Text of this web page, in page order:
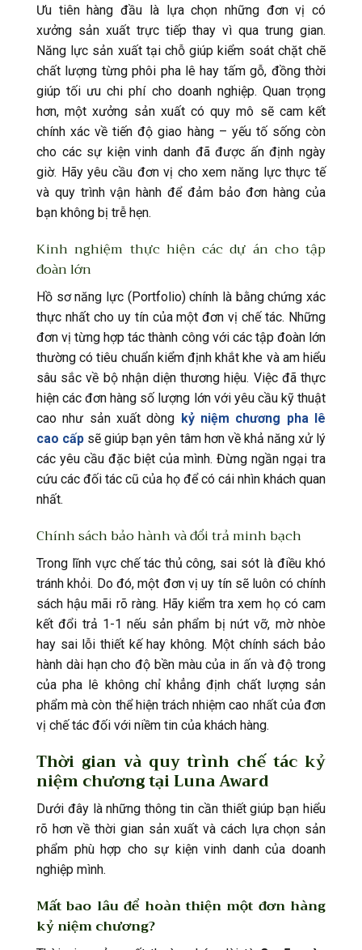
Ưu tiên hàng đầu là lựa chọn những đơn vị có
xưởng sản xuất trực tiếp thay vì qua trung gian.
Năng lực sản xuất tại chỗ giúp kiểm soát chặt chẽ
chất lượng từng phôi pha lê hay tấm gỗ, đồng thời
giúp tối ưu chi phí cho doanh nghiệp. Quan trọng
hơn, một xưởng sản xuất có quy mô sẽ cam kết
chính xác về tiến độ giao hàng – yếu tố sống còn
cho các sự kiện vinh danh đã được ấn định ngày
giờ. Hãy yêu cầu đơn vị cho xem năng lực thực tế
và quy trình vận hành để đảm bảo đơn hàng của
bạn không bị trễ hẹn.
Kinh nghiệm thực hiện các dự án cho tập
đoàn lớn
Hồ sơ năng lực (Portfolio) chính là bằng chứng xác
thực nhất cho uy tín của một đơn vị chế tác. Những
đơn vị từng hợp tác thành công với các tập đoàn lớn
thường có tiêu chuẩn kiểm định khắt khe và am hiểu
sâu sắc về bộ nhận diện thương hiệu. Việc đã thực
hiện các đơn hàng số lượng lớn với yêu cầu kỹ thuật
cao như sản xuất dòng kỷ niệm chương pha lê
cao cấp sẽ giúp bạn yên tâm hơn về khả năng xử lý
các yêu cầu đặc biệt của mình. Đừng ngần ngại tra
cứu các đối tác cũ của họ để có cái nhìn khách quan
nhất.
Chính sách bảo hành và đổi trả minh bạch
Trong lĩnh vực chế tác thủ công, sai sót là điều khó
tránh khỏi. Do đó, một đơn vị uy tín sẽ luôn có chính
sách hậu mãi rõ ràng. Hãy kiểm tra xem họ có cam
kết đổi trả 1-1 nếu sản phẩm bị nứt vỡ, mờ nhòe
hay sai lỗi thiết kế hay không. Một chính sách bảo
hành dài hạn cho độ bền màu của in ấn và độ trong
của pha lê không chỉ khẳng định chất lượng sản
phẩm mà còn thể hiện trách nhiệm cao nhất của đơn
vị chế tác đối với niềm tin của khách hàng.
Thời gian và quy trình chế tác kỷ
niệm chương tại Luna Award
Dưới đây là những thông tin cần thiết giúp bạn hiểu
rõ hơn về thời gian sản xuất và cách lựa chọn sản
phẩm phù hợp cho sự kiện vinh danh của doanh
nghiệp mình.
Mất bao lâu để hoàn thiện một đơn hàng
kỷ niệm chương?